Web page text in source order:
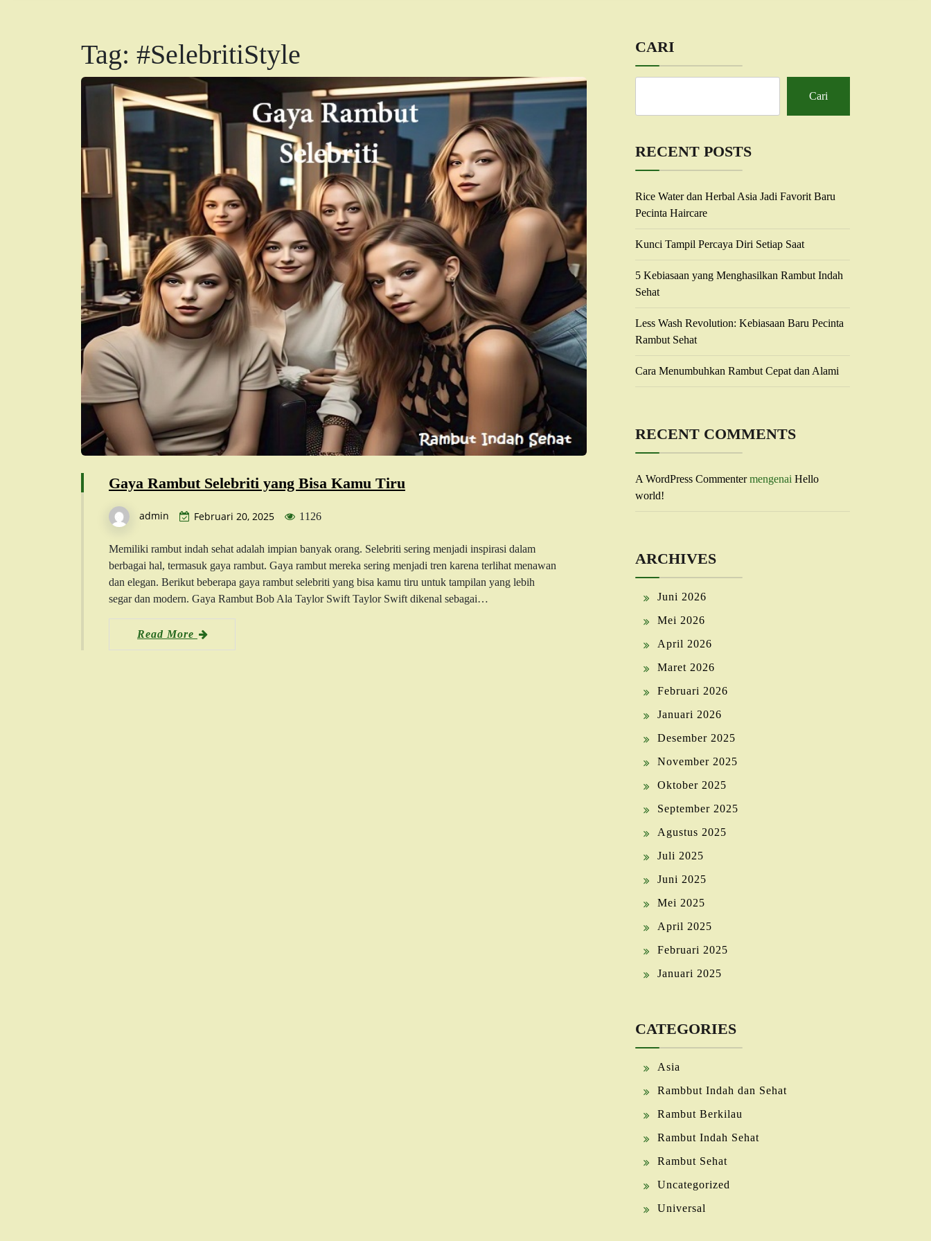
Tag: #SelebritiStyle
Gaya Rambut Selebriti yang Bisa Kamu Tiru
admin Februari 20, 2025 1126
Memiliki rambut indah sehat adalah impian banyak orang. Selebriti sering menjadi inspirasi dalam
berbagai hal, termasuk gaya rambut. Gaya rambut mereka sering menjadi tren karena terlihat menawan
dan elegan. Berikut beberapa gaya rambut selebriti yang bisa kamu tiru untuk tampilan yang lebih
segar dan modern. Gaya Rambut Bob Ala Taylor Swift Taylor Swift dikenal sebagai…
Read More
CARI
Cari
RECENT POSTS
Rice Water dan Herbal Asia Jadi Favorit Baru
Pecinta Haircare
Kunci Tampil Percaya Diri Setiap Saat
5 Kebiasaan yang Menghasilkan Rambut Indah
Sehat
Less Wash Revolution: Kebiasaan Baru Pecinta
Rambut Sehat
Cara Menumbuhkan Rambut Cepat dan Alami
RECENT COMMENTS
A WordPress Commentermengenai Hello
world!
ARCHIVES
Juni 2026
Mei 2026
April 2026
Maret 2026
Februari 2026
Januari 2026
Desember 2025
November 2025
Oktober 2025
September 2025
Agustus 2025
Juli 2025
Juni 2025
Mei 2025
April 2025
Februari 2025
Januari 2025
CATEGORIES
Asia
Rambbut Indah dan Sehat
Rambut Berkilau
Rambut Indah Sehat
Rambut Sehat
Uncategorized
Universal